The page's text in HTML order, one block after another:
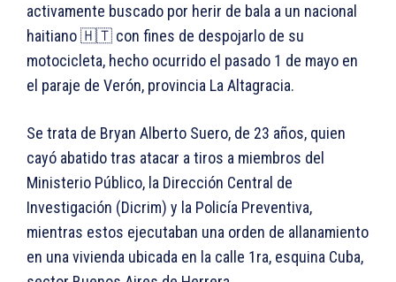
activamente buscado por herir de bala a un nacional
haitiano 🇭🇹 con fines de despojarlo de su
motocicleta, hecho ocurrido el pasado 1 de mayo en
el paraje de Verón, provincia La Altagracia.
Se trata de Bryan Alberto Suero, de 23 años, quien
cayó abatido tras atacar a tiros a miembros del
Ministerio Público, la Dirección Central de
Investigación (Dicrim) y la Policía Preventiva,
mientras estos ejecutaban una orden de allanamiento
en una vivienda ubicada en la calle 1ra, esquina Cuba,